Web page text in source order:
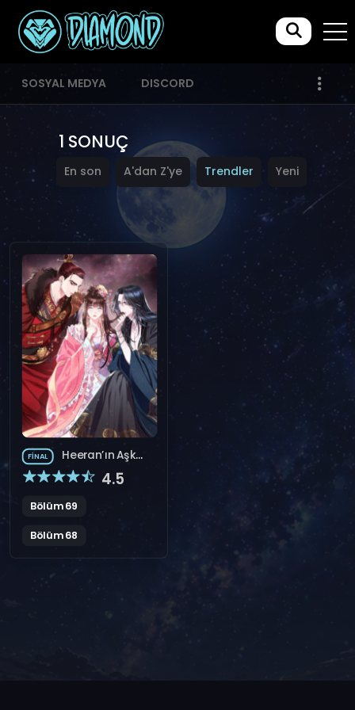
SOSYAL MEDYA DISCORD
1 SONUÇ
En son A'dan Z'ye Trendler Yeni
FINAL Heeran’ın Aşk
Şarkısı 4.5
Bölüm 69
Bölüm 68